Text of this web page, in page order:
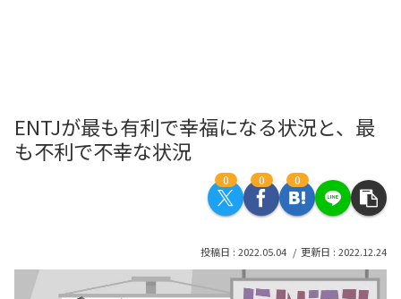
ENTJが最も有利で幸福になる状況と、最
も不利で不幸な状況
0 0 0
2022.05.04 2022.12.24